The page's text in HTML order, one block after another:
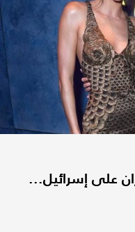
على إسرائيل...